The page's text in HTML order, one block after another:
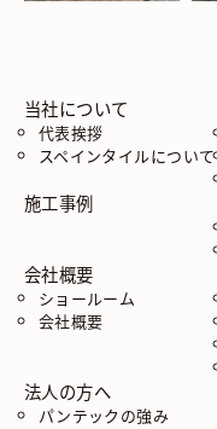
当社について
代表挨拶
スペインタイルについて
施工事例
会社概要
ショールーム
会社概要
法人の方へ
パンテックの強み